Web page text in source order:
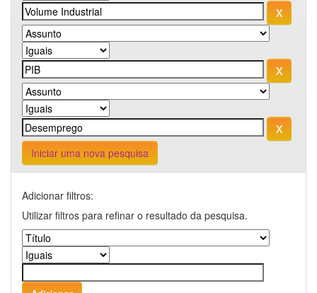
Iniciar uma nova pesquisa
Adicionar filtros:
Utilizar filtros para refinar o resultado da pesquisa.